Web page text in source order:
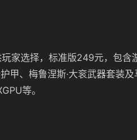
家选择，标准版249元，包含
甲、梅鲁涅斯·大衮武器套装
等。